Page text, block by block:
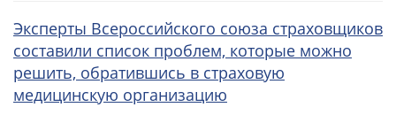
Эксперты Всероссийского союза страховщиков
составили список проблем, которые можно
решить, обратившись в страховую
медицинскую организацию